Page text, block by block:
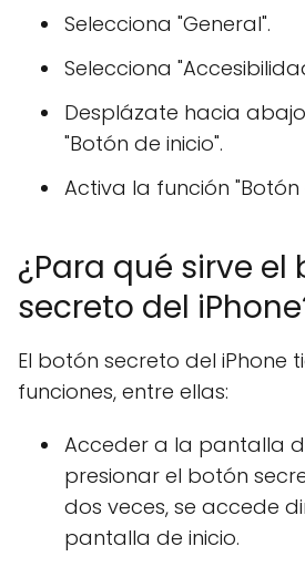
Selecciona "General".
Selecciona
Desplázate hacia
"Botón de inicio".
Activa la función "Botón
¿Para qué sirve el
secreto del
El botón secreto del iPhone
funciones, entre ellas:
Acceder a la pantalla
presionar el botón
dos veces, se accede
pantalla de inicio.